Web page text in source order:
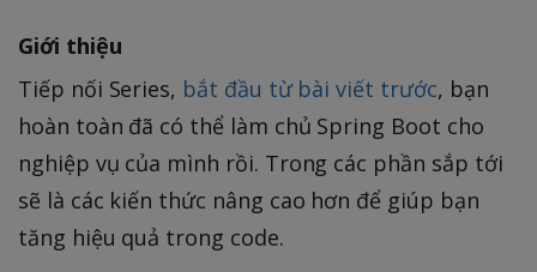
Giới thiệu
Tiếp nối Series, bắt đầu từ bài viết trước, bạn
hoàn toàn đã có thể làm chủ Spring Boot cho
nghiệp vụ của mình rồi. Trong các phần sắp tới
sẽ là các kiến thức nâng cao hơn để giúp bạn
tăng hiệu quả trong code.